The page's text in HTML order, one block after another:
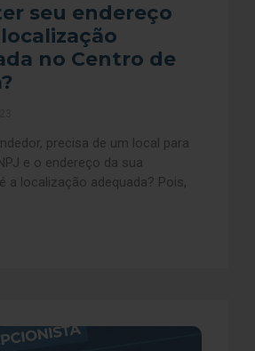
seu endereço
no Centro de
precisa de um local para
e o endereço da sua
a localização adequada? Pois,